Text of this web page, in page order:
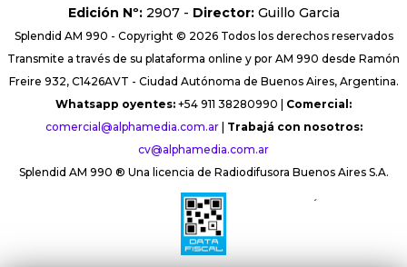
Edición Nº:2907 - Director:Guillo Garcia
Splendid AM 990 - Copyright © 2026 Todos los derechos reservados
Transmite a través de su plataforma online y por AM 990 desde Ramón
Freire 932, C1426AVT - Ciudad Autónoma de Buenos Aires, Argentina.
Whatsapp oyentes: +54 911 38280990 | Comercial:
comercial@alphamedia.com.ar| Trabajá con nosotros:
cv@alphamedia.com.ar
Splendid AM 990 ® Una licencia de Radiodifusora Buenos Aires S.A.
´